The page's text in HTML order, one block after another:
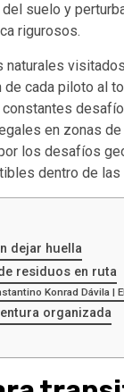
suelo y
rigurosos.
naturales
cada piloto al
en zonas
los desafíos
dentro de
dejar huella
residuos en ruta
Konrad Dávila
organizada